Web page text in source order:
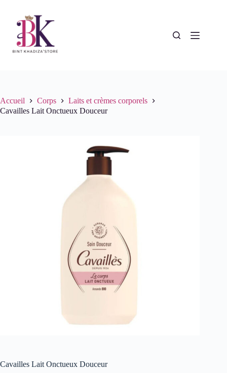
contenu
Accueil Corps
Laits et crèmes corporels
Cavailles Lait Onctueux Douceur
Cavailles Lait Onctueux Douceur